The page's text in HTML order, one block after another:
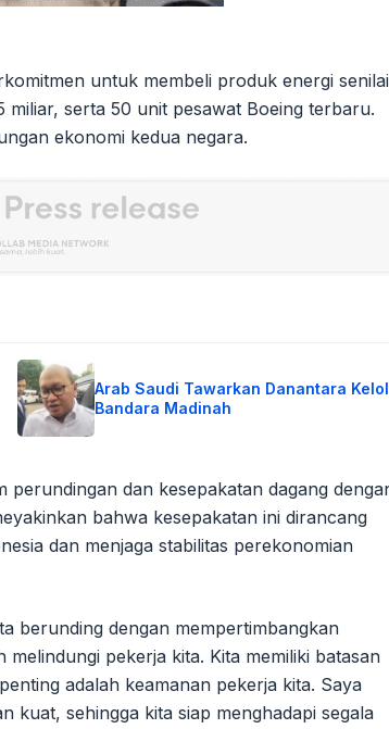
untuk membeli produk energi senilai
serta 50 unit pesawat Boeing terbaru.
ekonomi kedua negara.
Arab Saudi Tawarkan Danantara
Bandara Madinah
dan kesepakatan dagang
bahwa kesepakatan ini dirancang
dan menjaga stabilitas perekonomian
berunding dengan mempertimbangkan
pekerja kita. Kita memiliki batasan
adalah keamanan pekerja kita. Saya
kuat, sehingga kita siap menghadapi segala